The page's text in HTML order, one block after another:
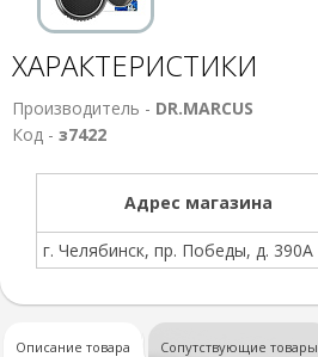
ХАРАКТЕРИСТИКИ
Производитель - DR.MARCUS
Код - з7422
Адрес магазина
г. Челябинск, пр. Победы, д. 390А
Описание товара Сопутствующие товары